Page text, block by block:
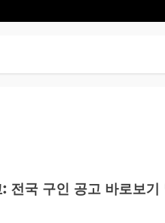
전국 구인 공고 바로보기